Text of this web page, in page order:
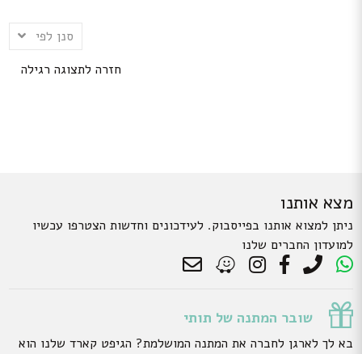
סנן לפי
חזרה לתצוגה רגילה
מצא אותנו
ניתן למצוא אותנו בפייסבוק. לעידכונים וחדשות הצטרפו עכשיו
למועדון החברים שלנו
שובר המתנה של תותי
בא לך לארגן לחברה את המתנה המושלמת? הגיפט קארד שלנו הוא